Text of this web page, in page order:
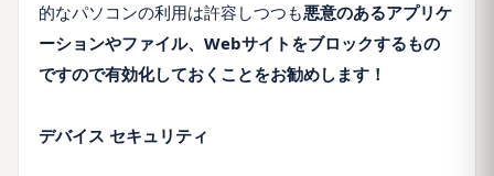
的なパソコンの利用は許容しつつも悪意のあるアプリケ
ーションやファイル、Webサイトをブロックするもの
ですので有効化しておくことをお勧めします！
デバイス セキュリティ